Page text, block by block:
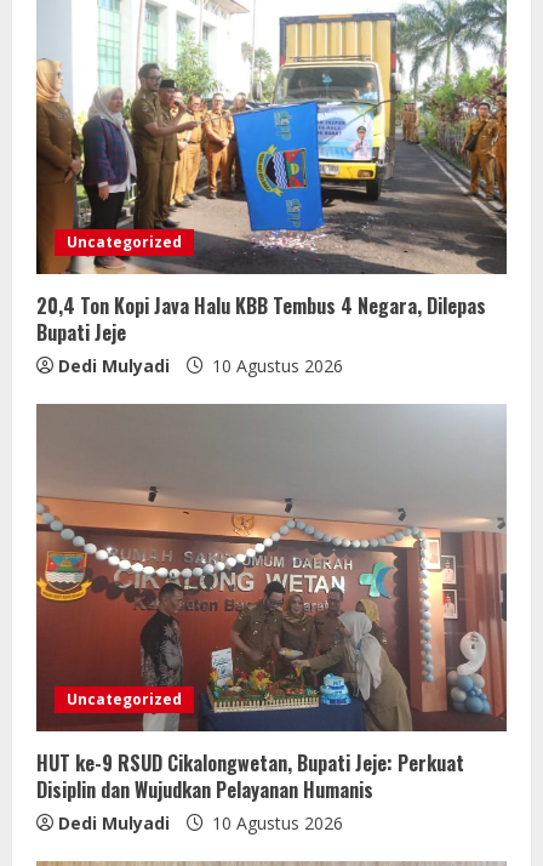
Uncategorized
20,4 Ton Kopi Java Halu KBB Tembus 4 Negara, Dilepas
Bupati Jeje
Dedi Mulyadi 10 Agustus 2026
Uncategorized
HUT ke-9 RSUD Cikalongwetan, Bupati Jeje: Perkuat
Disiplin dan Wujudkan Pelayanan Humanis
Dedi Mulyadi 10 Agustus 2026